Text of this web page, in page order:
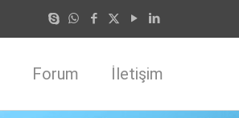
Forum İletişim